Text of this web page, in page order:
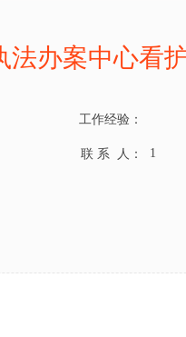
法办案中心看
工作经验：
联 系 人： 1